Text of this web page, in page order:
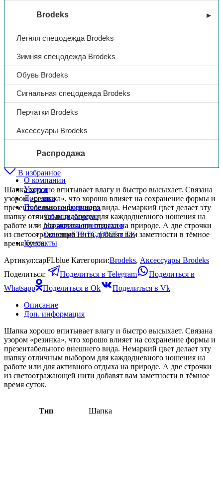
Brodeks
Летняя спецодежда Brodeks
Зимняя спецодежда Brodeks
Обувь Brodeks
Сигнальная спецодежда Brodeks
Перчатки Brodeks
Аксессуары Brodeks
Распродажа
О компании
Услуги
Доставка
Полезная информация
Таблица размеров
Маркировка противогазов
Основные ТР ТС, ГОСТ и ТУ
Контакты
Brodeks
Шапка Brodeks fleece lining
т.синий
В избранное
Шапка хорошо впитывает влагу и быстро высыхает. Связана
узором «резинка», что хорошо влияет на сохранение формы и
презентабельного внешнего вида. Немаркий цвет делает эту
шапку отличным выбором для каждодневного ношения на
работе или для активного отдыха на природе. А две строчки
из светоотражающей нити добавят вам заметности в тёмное
время суток.
Артикул:capFLblue Категории:Brodeks, Аксессуары Brodeks
Поделиться:
Поделиться в Telegram
Поделиться в
Whatsapp
Поделиться в Ok
Поделиться в Vk
Описание
Доп. информация
Шапка хорошо впитывает влагу и быстро высыхает. Связана
узором «резинка», что хорошо влияет на сохранение формы и
презентабельного внешнего вида. Немаркий цвет делает эту
шапку отличным выбором для каждодневного ношения на
работе или для активного отдыха на природе. А две строчки
из светоотражающей нити добавят вам заметности в тёмное
время суток.
Тип Шапка